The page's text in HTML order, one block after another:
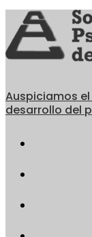
Auspiciamos
desarrollo del